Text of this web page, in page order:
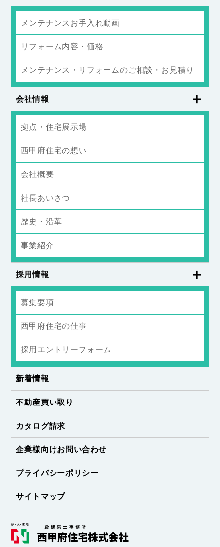
メンテナンスお手入れ動画
リフォーム内容・価格
メンテナンス・リフォームのご相談・お見積り
会社情報
拠点・住宅展示場
西甲府住宅の想い
会社概要
社長あいさつ
歴史・沿革
事業紹介
採用情報
募集要項
西甲府住宅の仕事
採用エントリーフォーム
新着情報
不動産買い取り
カタログ請求
企業様向けお問い合わせ
プライバシーポリシー
サイトマップ